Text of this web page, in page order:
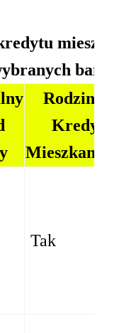
bankach
Rodzinny
Kredyt
Mieszkaniowy
Tak